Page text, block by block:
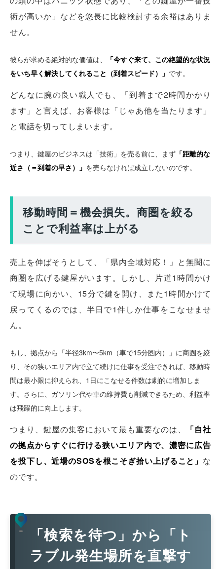
術が高いか」などを悠長に比較検討する余裕はありま
せん。
彼らが求める絶対的な価値は、
「今すぐ来て、この絶望的な状況
をいち早く解決してくれること（到着スピード）」 です。
どんなに腕の良い職人でも、「到着まで2時間かかり
ます」と言えば、お客様は「じゃあ他を当たります」
と電話を切ってしまいます。
つまり、鍵屋のビジネスは「技術」を売る前に、まず 「距離的な
近さ（＝到着の早さ）」 を売らなければ成立しないのです。
移動時間＝機会損失。商圏を絞る
ことで利益率は上がる
売上を伸ばそうとして、「県内全域対応！」と無闇に
商圏を広げる鍵屋がいます。しかし、片道1時間かけ
て現場に向かい、15分で鍵を開け、また1時間かけて
戻ってくるのでは、半日で1件しか仕事をこなせませ
ん。
もし、拠点から「半径3km〜5km（車で15分圏内）」に商圏を絞
り、その狭いエリア内で立て続けに仕事を受注できれば、移動時
間は最小限に抑えられ、1日にこなせる件数は劇的に増加しま
す。さらに、ガソリン代や車の維持費も削減できるため、利益率
は飛躍的に向上します。
つまり、鍵屋の集客において最も重要なのは、
「自社
の拠点からすぐに行ける狭いエリア内で、濃密に広告
を投下し、近場のSOSを根こそぎ拾い上げること」 な
のです。
「検索を待つ」から「ト
ラブル発生場所を直撃す